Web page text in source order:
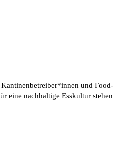
und Food-
eine nachhaltige Esskultur stehen